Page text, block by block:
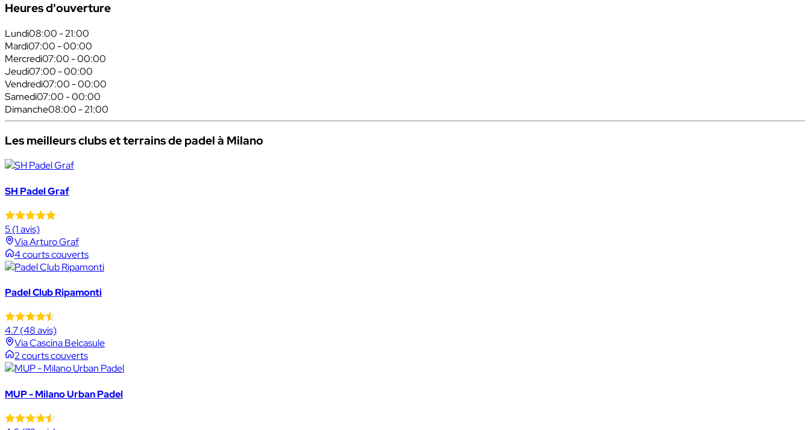
Heures d'ouverture
Lundi08:00 - 21:00
Mardi07:00 - 00:00
Mercredi07:00 - 00:00
Jeudi07:00 - 00:00
Vendredi07:00 - 00:00
Samedi07:00 - 00:00
Dimanche08:00 - 21:00
Les meilleurs clubs et terrains de padel à Milano
SH Padel Graf
5(1 avis)
Via Arturo Graf
4 courts couverts
Padel Club Ripamonti
4.7(48 avis)
Via Cascina Belcasule
2 courts couverts
MUP - Milano Urban Padel